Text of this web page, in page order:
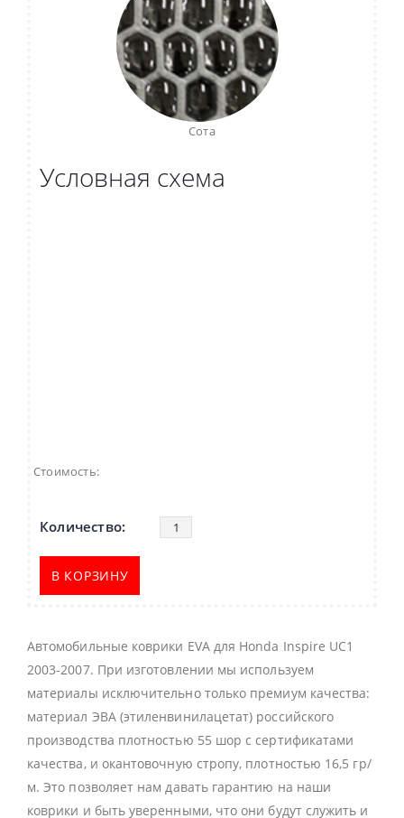
Сота
Условная схема
Стоимость:
В КОРЗИНУ
Автомобильные коврики EVA для Honda Inspire UC1
2003-2007. При изготовлении мы используем
материалы исключительно только премиум качества:
материал ЭВА (этиленвинилацетат) российского
производства плотностью 55 шор с сертификатами
качества, и окантовочную стропу, плотностью 16,5 гр/
м. Это позволяет нам давать гарантию на наши
коврики и быть уверенными, что они будут служить и